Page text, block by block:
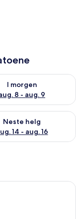
8
I morgen
8 - aug. 9
for i
7 - aug. 9
Neste helg
14 - aug. 16
for neste